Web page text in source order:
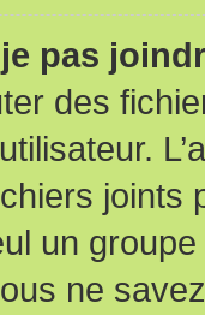
pas
des
un
ne